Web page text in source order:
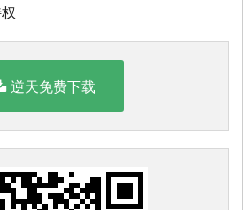
逆天免费下载